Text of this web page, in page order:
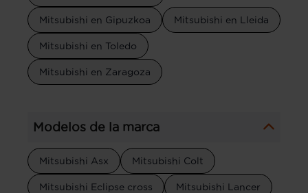
Mitsubishi en Gipuzkoa Mitsubishi en Lleida
Mitsubishi en Toledo
Mitsubishi en Zaragoza
Modelos de la marca
Mitsubishi Asx Mitsubishi Colt
Mitsubishi Eclipse cross Mitsubishi Lancer